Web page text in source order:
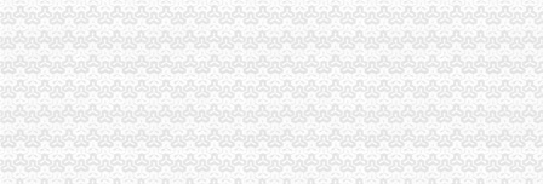
重庆市渝中区化龙桥小学
【渝中区化龙桥片区开发建设指挥部】渝中区化龙桥片区开发建设指
【重庆天地】重庆天地电话,重庆天地地址_图吧地图
重庆渝中区化龙桥服务漂亮真全套的小姐真正能找到包夜_在线观
重庆市渝中区化龙桥片区因拆迁纠纷发生大规模群众示威-群众呼声-麻
渝中区化龙桥地块_重庆渝中土地招拍挂-房天下土地网
重庆市渝中区化龙桥小学-学校-我要搜学网